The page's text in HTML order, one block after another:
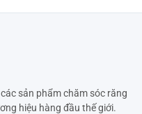
sản phẩm chăm sóc răng
hiệu hàng đầu thế giới.